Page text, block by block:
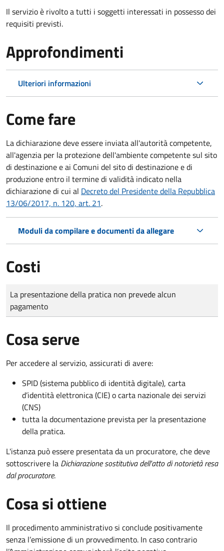
Il servizio è rivolto a tutti i soggetti interessati in possesso dei
requisiti previsti.
Approfondimenti
Ulteriori informazioni
Come fare
La dichiarazione deve essere inviata all'autorità competente,
all'agenzia per la protezione dell'ambiente competente sul sito
di destinazione e ai Comuni del sito di destinazione e di
produzione entro il termine di validità indicato nella
dichiarazione di cui al Decreto del Presidente della Repubblica
13/06/2017, n. 120, art. 21.
Moduli da compilare e documenti da allegare
Costi
Tipo di pagamento
Importo
La presentazione della pratica non prevede alcun
pagamento
Cosa serve
Per accedere al servizio, assicurati di avere:
SPID (sistema pubblico di identità digitale), carta
d’identità elettronica (CIE) o carta nazionale dei servizi
(CNS)
tutta la documentazione prevista per la presentazione
della pratica.
L'istanza può essere presentata da un procuratore, che deve
sottoscrivere la Dichiarazione sostitutiva dell'atto di notorietà resa
dal procuratore.
Cosa si ottiene
Il procedimento amministrativo si conclude positivamente
senza l’emissione di un provvedimento. In caso contrario